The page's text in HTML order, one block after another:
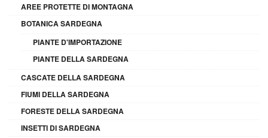
AREE PROTETTE DI MONTAGNA
BOTANICA SARDEGNA
PIANTE D'IMPORTAZIONE
PIANTE DELLA SARDEGNA
CASCATE DELLA SARDEGNA
FIUMI DELLA SARDEGNA
FORESTE DELLA SARDEGNA
INSETTI DI SARDEGNA